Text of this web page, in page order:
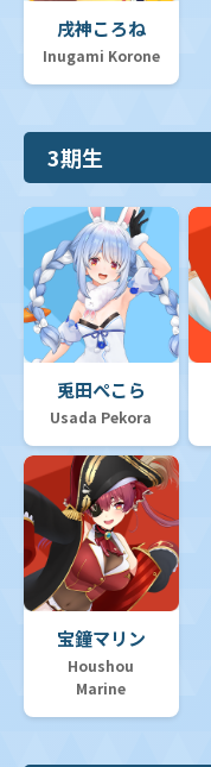
戌神ころね
Inugami Korone
3期生
兎田ぺこら
Usada Pekora
宝鐘マリン
Houshou
Marine